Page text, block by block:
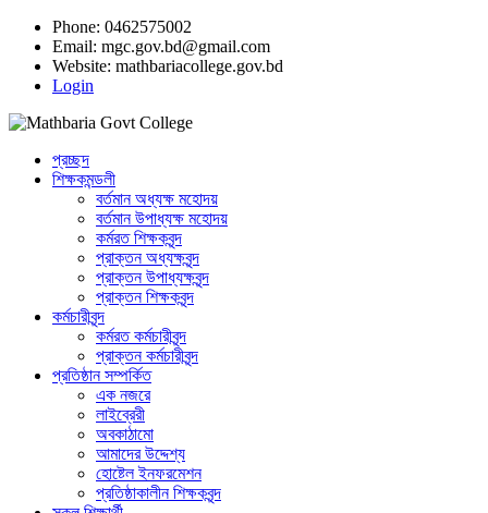
Phone: 0462575002
Email: mgc.gov.bd@gmail.com
Website: mathbariacollege.gov.bd
Login
প্রচ্ছদ
শিক্ষকমন্ডলী
বর্তমান অধ্যক্ষ মহোদয়
বর্তমান ‌উপাধ্যক্ষ মহোদয়
কর্মরত শিক্ষকবৃন্দ
প্রাক্তন অধ্যক্ষবৃন্দ
প্রাক্তন উপাধ্যক্ষবৃন্দ
প্রাক্তন শিক্ষকবৃন্দ
কর্মচারীবৃন্দ
কর্মরত কর্মচারীবৃন্দ
প্রাক্তন কর্মচারীবৃন্দ
প্রতিষ্ঠান সম্পর্কিত
এক নজরে
লাইব্রেরী
অবকাঠামো
আমাদের উদ্দেশ্য
হোষ্টেল ইনফরমেশন
প্রতিষ্ঠাকালীন শিক্ষকবৃন্দ